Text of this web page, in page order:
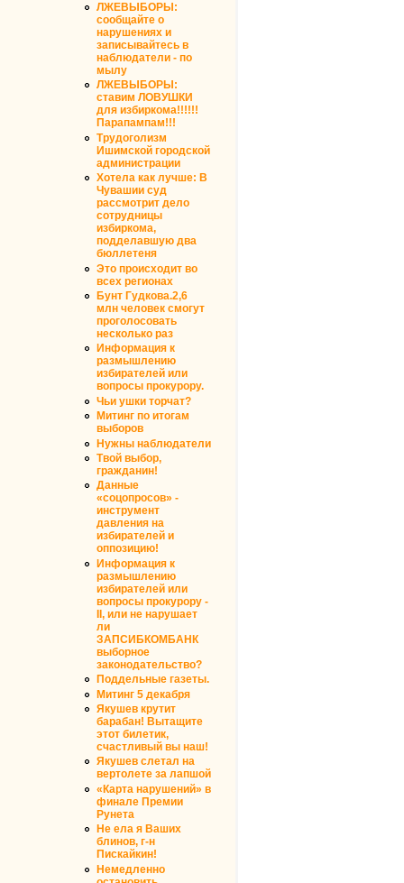
ЛЖЕВЫБОРЫ:
сообщайте о
нарушениях и
записывайтесь в
наблюдатели - по
мылу
ЛЖЕВЫБОРЫ:
ставим ЛОВУШКИ
для избиркома!!!!!!
Парапампам!!!
Трудоголизм
Ишимской городской
администрации
Хотела как лучше: В
Чувашии суд
рассмотрит дело
сотрудницы
избиркома,
подделавшую два
бюллетеня
Это происходит во
всех регионах
Бунт Гудкова.2,6
млн человек смогут
проголосовать
несколько раз
Информация к
размышлению
избирателей или
вопросы прокурору.
Чьи ушки торчат?
Митинг по итогам
выборов
Нужны наблюдатели
Твой выбор,
гражданин!
Данные
«соцопросов» -
инструмент
давления на
избирателей и
оппозицию!
Информация к
размышлению
избирателей или
вопросы прокурору -
II, или не нарушает
ли
ЗАПСИБКОМБАНК
выборное
законодательство?
Поддельные газеты.
Митинг 5 декабря
Якушев крутит
барабан! Вытащите
этот билетик,
счастливый вы наш!
Якушев слетал на
вертолете за лапшой
«Карта нарушений» в
финале Премии
Рунета
Не ела я Ваших
блинов, г-н
Пискайкин!
Немедленно